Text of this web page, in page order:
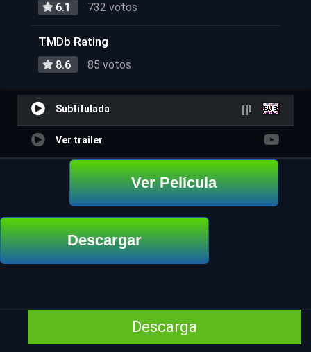
6.1 732 votos
TMDb Rating
8.6 85 votos
Subtitulada
Ver trailer
Ver Película
Descargar
Descarga